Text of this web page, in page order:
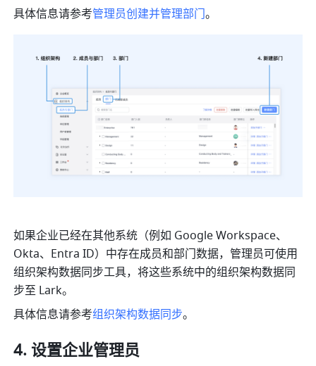
具体信息请参考管理员创建并管理部门。
如果企业已经在其他系统（例如 Google Workspace、
Okta、Entra ID）中存在成员和部门数据，管理员可使用
组织架构数据同步工具，将这些系统中的组织架构数据同
步至 Lark。
具体信息请参考组织架构数据同步。
设置企业管理员